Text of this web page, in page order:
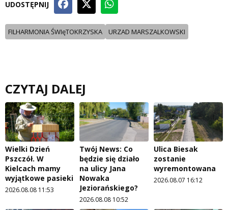
UDOSTĘPNIJ
FILHARMONIA ŚWIęTOKRZYSKA URZAD MARSZALKOWSKI
CZYTAJ DALEJ
Wielki Dzień
Pszczół. W
Kielcach mamy
wyjątkowe pasieki
2026.08.08 11:53
Twój News: Co
będzie się działo
na ulicy Jana
Nowaka
Jeziorańskiego?
2026.08.08 10:52
Ulica Biesak
zostanie
wyremontowana
2026.08.07 16:12